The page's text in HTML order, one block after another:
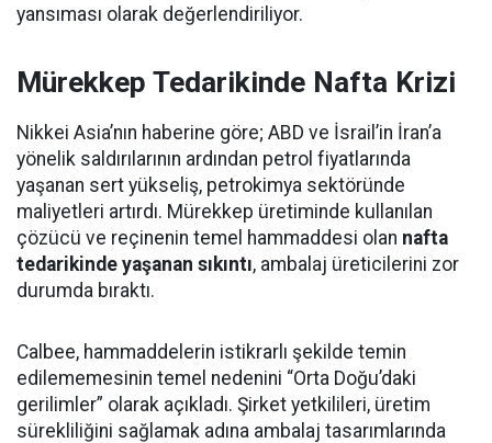
yansıması olarak değerlendiriliyor.
Mürekkep Tedarikinde Nafta Krizi
Nikkei Asia’nın haberine göre; ABD ve İsrail’in İran’a
yönelik saldırılarının ardından petrol fiyatlarında
yaşanan sert yükseliş, petrokimya sektöründe
maliyetleri artırdı. Mürekkep üretiminde kullanılan
çözücü ve reçinenin temel hammaddesi olan nafta
tedarikinde yaşanan sıkıntı, ambalaj üreticilerini zor
durumda bıraktı.
Calbee, hammaddelerin istikrarlı şekilde temin
edilememesinin temel nedenini “Orta Doğu’daki
gerilimler” olarak açıkladı. Şirket yetkilileri, üretim
sürekliliğini sağlamak adına ambalaj tasarımlarında